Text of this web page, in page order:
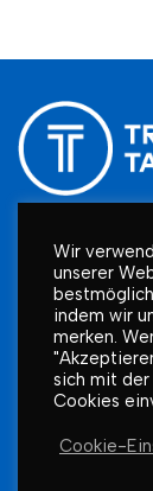
Wir
unserer
indem wir
merken.
sich mit der
Cookies
Cookie-